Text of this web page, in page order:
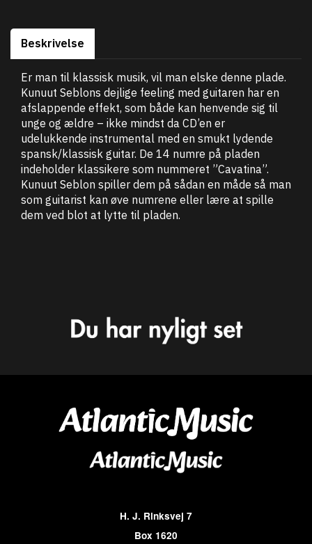
Beskrivelse
Er man til klassisk musik, vil man elske denne plade.
Kunuut Seblons dejlige feeling med guitaren har en
afslappende effekt, som både kan henvende sig til
unge og ældre – ikke mindst da CD’en er
udelukkende instrumental med en smukt lydende
spansk/klassisk guitar. De 14 numre på pladen
indeholder klassikere som nummeret ”Cavatina”.
Kunuut Seblon spiller dem på sådan en måde så man
som guitarist kan øve numrene eller lære at spille
dem ved blot at lytte til pladen.
H. J. Rinksvej 7
Box 1620